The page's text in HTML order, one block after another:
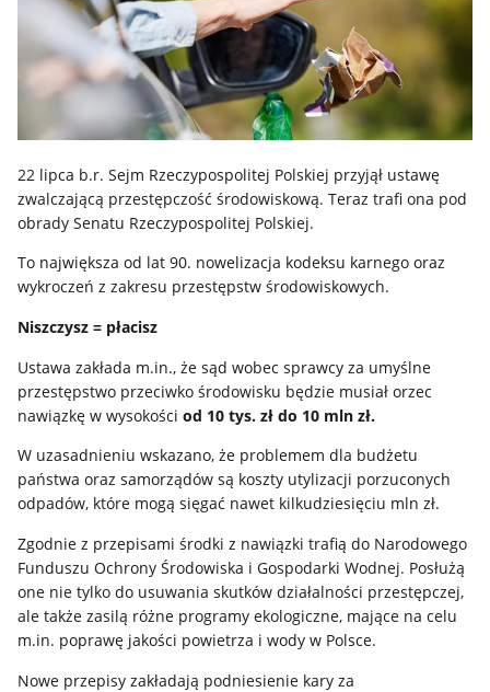
22 lipca b.r. Sejm Rzeczypospolitej Polskiej przyjął ustawę
zwalczającą przestępczość środowiskową. Teraz trafi ona pod
obrady Senatu Rzeczypospolitej Polskiej.
To największa od lat 90. nowelizacja kodeksu karnego oraz
wykroczeń z zakresu przestępstw środowiskowych.
Niszczysz = płacisz
Ustawa zakłada m.in., że sąd wobec sprawcy za umyślne
przestępstwo przeciwko środowisku będzie musiał orzec
nawiązkę w wysokościod 10 tys. zł do 10 mln zł.
W uzasadnieniu wskazano, że problemem dla budżetu
państwa oraz samorządów są koszty utylizacji porzuconych
odpadów, które mogą sięgać nawet kilkudziesięciu mln zł.
Zgodnie z przepisami środki z nawiązki trafią do Narodowego
Funduszu Ochrony Środowiska i Gospodarki Wodnej. Posłużą
one nie tylko do usuwania skutków działalności przestępczej,
ale także zasilą różne programy ekologiczne, mające na celu
m.in. poprawę jakości powietrza i wody w Polsce.
Nowe przepisy zakładają podniesienie kary za